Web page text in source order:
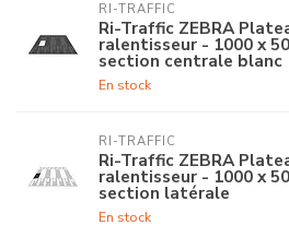
RI-TRAFFIC
Ri-Traffic ZEBRA
ralentisseur - 1000 x
section centrale blanc
En stock
RI-TRAFFIC
Ri-Traffic ZEBRA
ralentisseur - 1000 x
section latérale
En stock